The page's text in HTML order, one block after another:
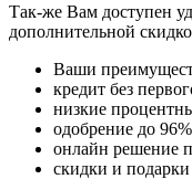
Так-же Вам доступен
дополнительной
Ваши
кредит без
низкие
одобрение до 96%
онлайн решение
скидки и подарки